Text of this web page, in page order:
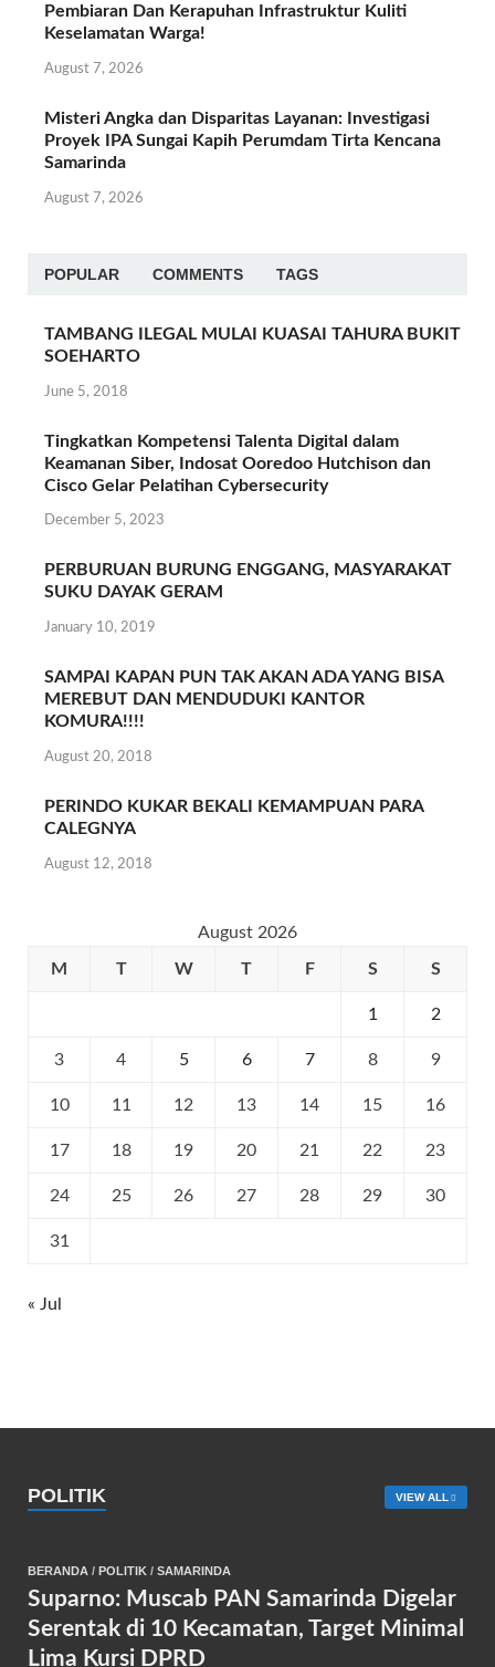
Pembiaran Dan Kerapuhan Infrastruktur Kuliti
Keselamatan Warga!
August 7, 2026
Misteri Angka dan Disparitas Layanan: Investigasi
Proyek IPA Sungai Kapih Perumdam Tirta Kencana
Samarinda
August 7, 2026
POPULAR COMMENTS TAGS
TAMBANG ILEGAL MULAI KUASAI TAHURA BUKIT
SOEHARTO
June 5, 2018
Tingkatkan Kompetensi Talenta Digital dalam
Keamanan Siber, Indosat Ooredoo Hutchison dan
Cisco Gelar Pelatihan Cybersecurity
December 5, 2023
PERBURUAN BURUNG ENGGANG, MASYARAKAT
SUKU DAYAK GERAM
January 10, 2019
SAMPAI KAPAN PUN TAK AKAN ADA YANG BISA
MEREBUT DAN MENDUDUKI KANTOR
KOMURA!!!!
August 20, 2018
PERINDO KUKAR BEKALI KEMAMPUAN PARA
CALEGNYA
August 12, 2018
August 2026
M T W T F S S
1 2
3 4 5 6 7 8 9
10 11 12 13 14 15 16
17 18 19 20 21 22 23
24 25 26 27 28 29 30
31
« Jul
POLITIK VIEW ALL
BERANDA / POLITIK / SAMARINDA
Suparno: Muscab PAN Samarinda Digelar
Serentak di 10 Kecamatan, Target Minimal
Lima Kursi DPRD